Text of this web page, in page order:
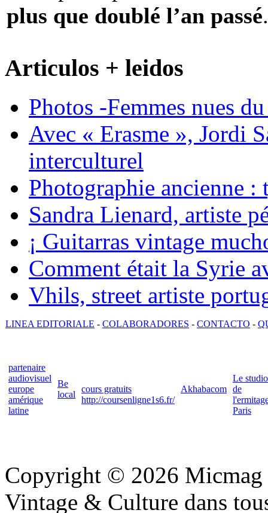
plus que doublé l’an passé.
Articulos + leidos
Photos -Femmes nues
Avec « Erasme », Jordi
interculturel
Photographie ancienne :
Sandra Lienard, artiste
¡ Guitarras vintage
Comment était la Syrie
Vhils, street artiste
LINEA EDITORIALE - COLABORADORES - CONTACTO -
partenaire
audiovisuel
europe
amérique
latine
Be
local
cours gratuits
http://coursenligne1s6.fr/
Akhabacom
Le studio
de
Paris
Copyright © 2026 Micmag
Vintage & Culture dans